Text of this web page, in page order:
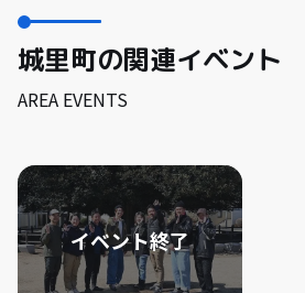
城里町の関連イベント
AREA EVENTS